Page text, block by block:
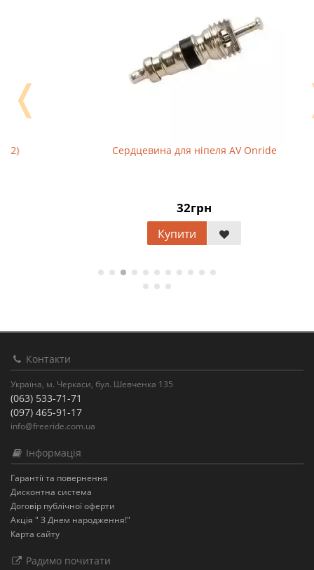
Сердцевина для ніпеля AV Onride
❬
Контакти
Україна, м. Черкаси, бул. Шевченка 135
(063) 533-71-71
(097) 465-91-17
info@freeride.com.ua
Інформація
Гарантії та повернення
Дисконтна система
Договір публічної оферти
Акція " З Днем народження!"
Карта сайту
Радимо почитати